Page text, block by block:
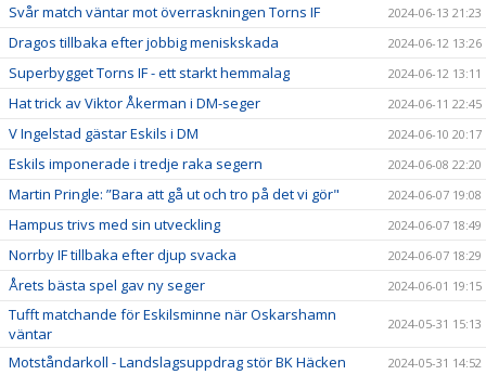
Svår match väntar mot överraskningen Torns IF 2024-06-13 21:23
Dragos tillbaka efter jobbig meniskskada 2024-06-12 13:26
Superbygget Torns IF - ett starkt hemmalag 2024-06-12 13:11
Hat trick av Viktor Åkerman i DM-seger 2024-06-11 22:45
V Ingelstad gästar Eskils i DM 2024-06-10 20:17
Eskils imponerade i tredje raka segern 2024-06-08 22:20
Martin Pringle: ”Bara att gå ut och tro på det vi gör" 2024-06-07 19:08
Hampus trivs med sin utveckling 2024-06-07 18:49
Norrby IF tillbaka efter djup svacka 2024-06-07 18:29
Årets bästa spel gav ny seger 2024-06-01 19:15
Tufft matchande för Eskilsminne när Oskarshamn
väntar
2024-05-31 15:13
Motståndarkoll - Landslagsuppdrag stör BK Häcken 2024-05-31 14:52